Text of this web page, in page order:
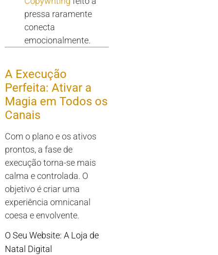
pressa raramente
conecta
emocionalmente.
A Execução
Perfeita: Ativar a
Magia em Todos os
Canais
Com o plano e os ativos
prontos, a fase de
execução torna-se mais
calma e controlada. O
objetivo é criar uma
experiência omnicanal
coesa e envolvente.
O Seu Website: A Loja de
Natal Digital